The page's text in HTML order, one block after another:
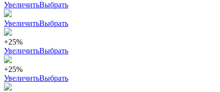
УвеличитьВыбрать
УвеличитьВыбрать
+25%
УвеличитьВыбрать
+25%
УвеличитьВыбрать